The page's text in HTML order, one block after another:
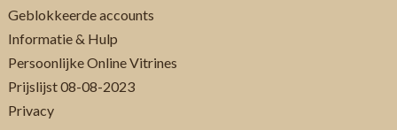
Geblokkeerde accounts
Informatie & Hulp
Persoonlijke Online Vitrines
Prijslijst 08-08-2023
Privacy